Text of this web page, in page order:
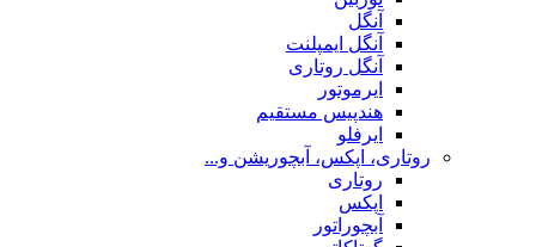
آنگل
آنگل ایمپلنت
آنگل روتاری
ایرموتور
هندپیس مستقیم
ایرفلو
روتاری، اپکس، آبچوریشن و...
روتاری
اپکس
آبچوراتور